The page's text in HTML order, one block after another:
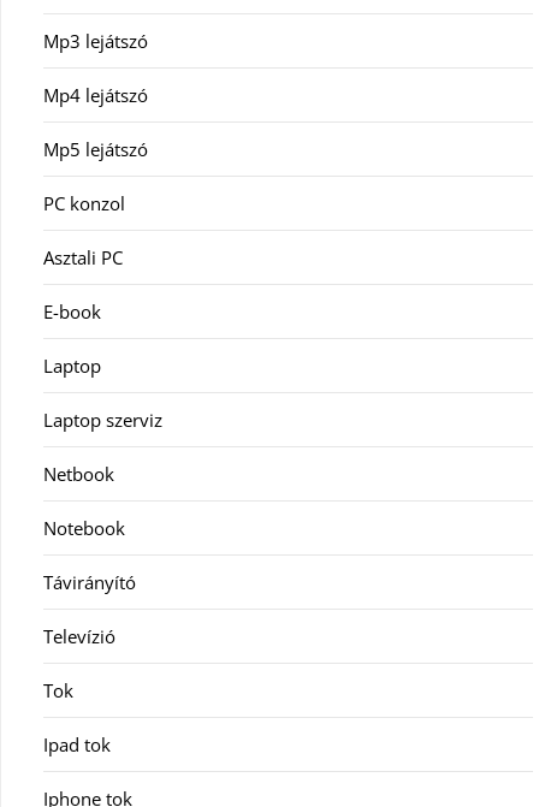
Mp3 lejátszó
Mp4 lejátszó
Mp5 lejátszó
PC konzol
Asztali PC
E-book
Laptop
Laptop szerviz
Netbook
Notebook
Távirányító
Televízió
Tok
Ipad tok
Iphone tok